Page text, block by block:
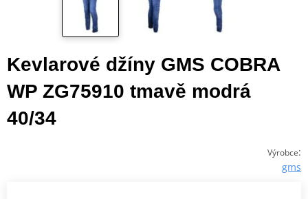
Kevlarové džíny GMS COBRA
WP ZG75910 tmavě modrá
40/34
Výrobce:
gms